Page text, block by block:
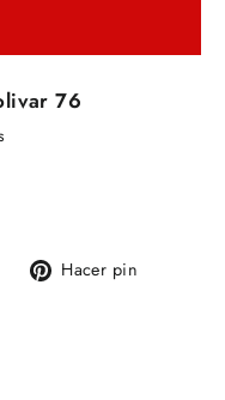
76
TuitearHacer pin